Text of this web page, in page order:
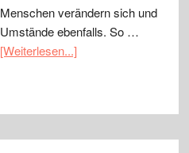
Menschen verändern sich und
Umstände ebenfalls. So …
[Weiterlesen...]